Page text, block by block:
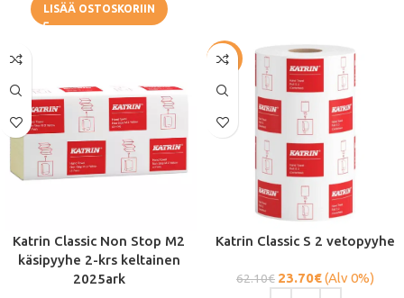
LISÄÄ OSTOSKORIIN
Katrin Classic Non Stop M2
käsipyyhe 2-krs keltainen
2025ark
-62%
Katrin Classic S 2 vetopyyhe
62.10€ 23.70€(Alv 0%)